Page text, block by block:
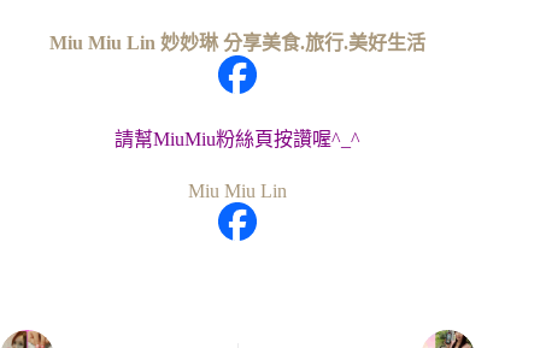
Miu Miu Lin 妙妙琳 分享美食.旅行.美好生活
請幫MiuMiu粉絲頁按讚喔^_^
Miu Miu Lin